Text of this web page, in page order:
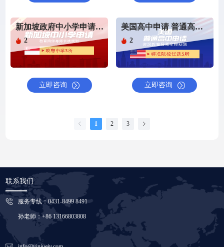
新加坡政府中小学申请（政府中学申请）
2
立即咨询
美国高中申请 普通高中（5所）（仅申请服务）
2
立即咨询
1 2 3
联系我们
服务专线：0431-8499 8491
孙老师：+86 13166803808